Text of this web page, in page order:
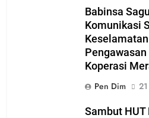
Babinsa
Komunikasi
Koperasi
Pen Dim
Sambut HUT